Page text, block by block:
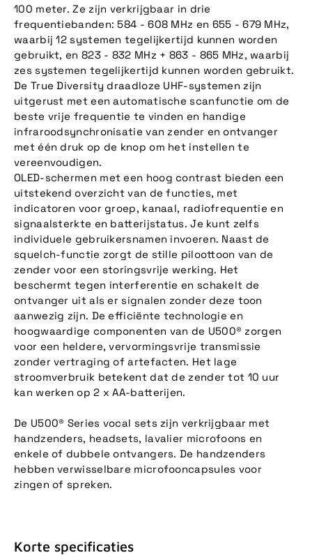
100 meter. Ze zijn verkrijgbaar in drie
frequentiebanden: 584 - 608 MHz en 655 - 679 MHz,
waarbij 12 systemen tegelijkertijd kunnen worden
gebruikt, en 823 - 832 MHz + 863 - 865 MHz, waarbij
zes systemen tegelijkertijd kunnen worden gebruikt.
De True Diversity draadloze UHF-systemen zijn
uitgerust met een automatische scanfunctie om de
beste vrije frequentie te vinden en handige
infraroodsynchronisatie van zender en ontvanger
met één druk op de knop om het instellen te
vereenvoudigen.
OLED-schermen met een hoog contrast bieden een
uitstekend overzicht van de functies, met
indicatoren voor groep, kanaal, radiofrequentie en
signaalsterkte en batterijstatus. Je kunt zelfs
individuele gebruikersnamen invoeren. Naast de
squelch-functie zorgt de stille piloottoon van de
zender voor een storingsvrije werking. Het
beschermt tegen interferentie en schakelt de
ontvanger uit als er signalen zonder deze toon
aanwezig zijn. De efficiënte technologie en
hoogwaardige componenten van de U500® zorgen
voor een heldere, vervormingsvrije transmissie
zonder vertraging of artefacten. Het lage
stroomverbruik betekent dat de zender tot 10 uur
kan werken op 2 x AA-batterijen.
De U500® Series vocal sets zijn verkrijgbaar met
handzenders, headsets, lavalier microfoons en
enkele of dubbele ontvangers. De handzenders
hebben verwisselbare microfooncapsules voor
zingen of spreken.
Korte specificaties